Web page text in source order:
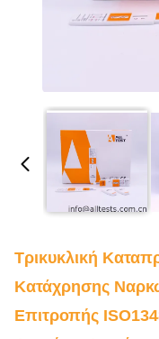
Τρικυκλική
Κατάχρησης
Επιτροπής